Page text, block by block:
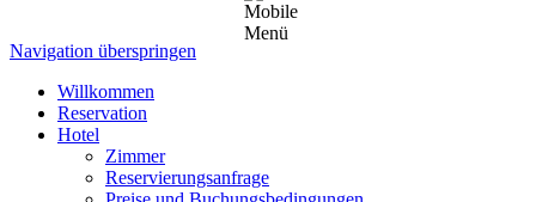
Navigation überspringen
Willkommen
Reservation
Hotel
Zimmer
Reservierungsanfrage